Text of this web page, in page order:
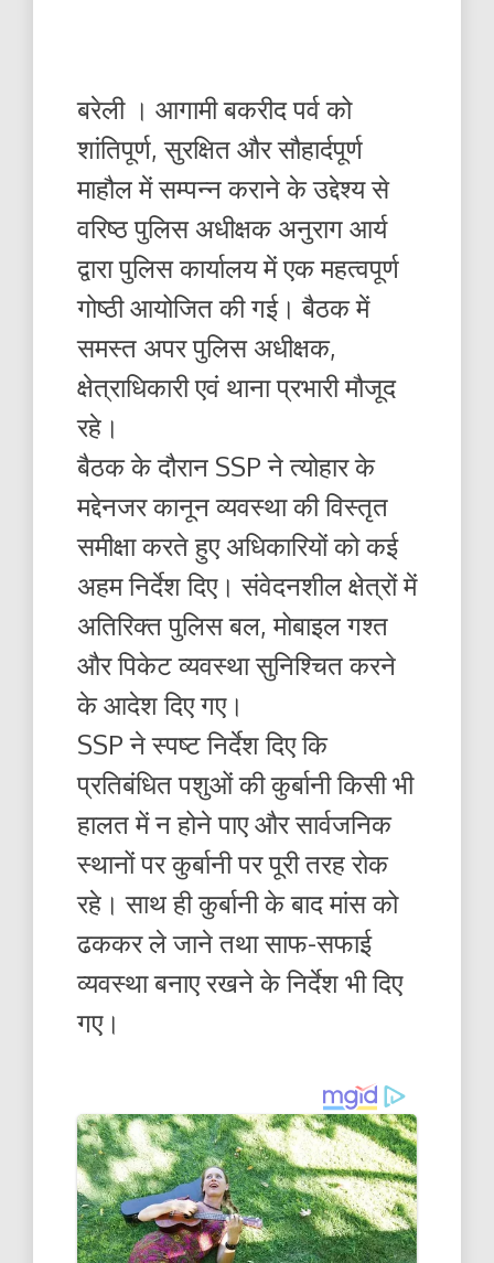
बरेली । आगामी बकरीद पर्व को
शांतिपूर्ण, सुरक्षित और सौहार्दपूर्ण
माहौल में सम्पन्न कराने के उद्देश्य से
वरिष्ठ पुलिस अधीक्षक अनुराग आर्य
द्वारा पुलिस कार्यालय में एक महत्वपूर्ण
गोष्ठी आयोजित की गई। बैठक में
समस्त अपर पुलिस अधीक्षक,
क्षेत्राधिकारी एवं थाना प्रभारी मौजूद
रहे।
बैठक के दौरान SSP ने त्योहार के
मद्देनजर कानून व्यवस्था की विस्तृत
समीक्षा करते हुए अधिकारियों को कई
अहम निर्देश दिए। संवेदनशील क्षेत्रों में
अतिरिक्त पुलिस बल, मोबाइल गश्त
और पिकेट व्यवस्था सुनिश्चित करने
के आदेश दिए गए।
SSP ने स्पष्ट निर्देश दिए कि
प्रतिबंधित पशुओं की कुर्बानी किसी भी
हालत में न होने पाए और सार्वजनिक
स्थानों पर कुर्बानी पर पूरी तरह रोक
रहे। साथ ही कुर्बानी के बाद मांस को
ढककर ले जाने तथा साफ-सफाई
व्यवस्था बनाए रखने के निर्देश भी दिए
गए।